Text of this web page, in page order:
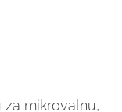
mikrovalnu,